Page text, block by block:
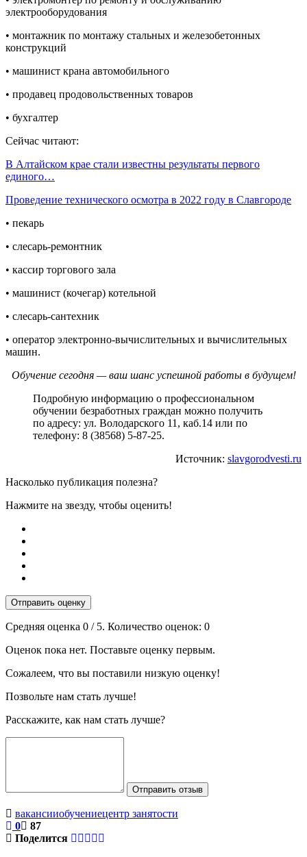
электрооборудования
• монтажник по монтажу стальных и железобетонных
конструкций
• машинист крана автомобильного
• продавец продовольственных товаров
• бухгалтер
Сейчас читают:
В Алтайском крае стали известны результаты первого
единого…
Проведение технического осмотра в 2022 году в Славгороде
• пекарь
• слесарь-ремонтник
• кассир торгового зала
• машинист (кочегар) котельной
• слесарь-сантехник
• оператор электронно-вычислительных и вычислительных
машин.
Обучение сегодня — ваш шанс успешной работы в будущем!
Подробную информацию о профессиональном
обучении безработных граждан можно получить
по адресу: ул. Володарского 11, каб.14 или по
телефону: 8 (38568) 5-87-25.
Источник: slavgorodvesti.ru
Насколько публикация полезна?
Нажмите на звезду, чтобы оценить!
Отправить оценку
Средняя оценка 0 / 5. Количество оценок: 0
Оценок пока нет. Поставьте оценку первым.
Сожалеем, что вы поставили низкую оценку!
Позвольте нам стать лучше!
Расскажите, как нам стать лучше?
Отправить отзыв
вакансииобучениецентр занятости
0
87
Поделится